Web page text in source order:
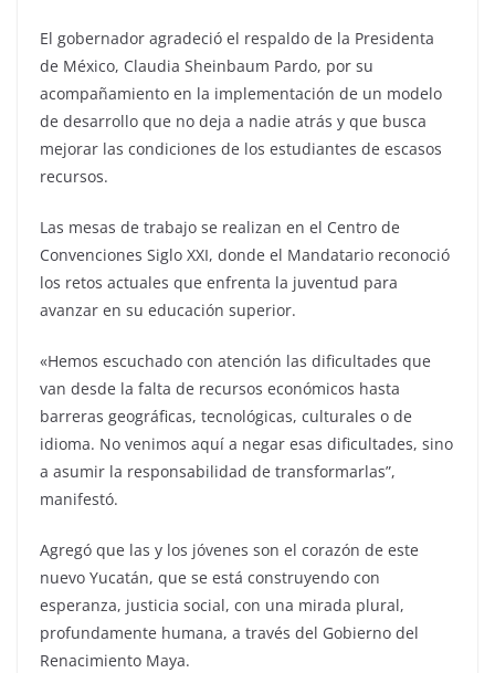
El gobernador agradeció el respaldo de la Presidenta
de México, Claudia Sheinbaum Pardo, por su
acompañamiento en la implementación de un modelo
de desarrollo que no deja a nadie atrás y que busca
mejorar las condiciones de los estudiantes de escasos
recursos.
Las mesas de trabajo se realizan en el Centro de
Convenciones Siglo XXI, donde el Mandatario reconoció
los retos actuales que enfrenta la juventud para
avanzar en su educación superior.
«Hemos escuchado con atención las dificultades que
van desde la falta de recursos económicos hasta
barreras geográficas, tecnológicas, culturales o de
idioma. No venimos aquí a negar esas dificultades, sino
a asumir la responsabilidad de transformarlas”,
manifestó.
Agregó que las y los jóvenes son el corazón de este
nuevo Yucatán, que se está construyendo con
esperanza, justicia social, con una mirada plural,
profundamente humana, a través del Gobierno del
Renacimiento Maya.